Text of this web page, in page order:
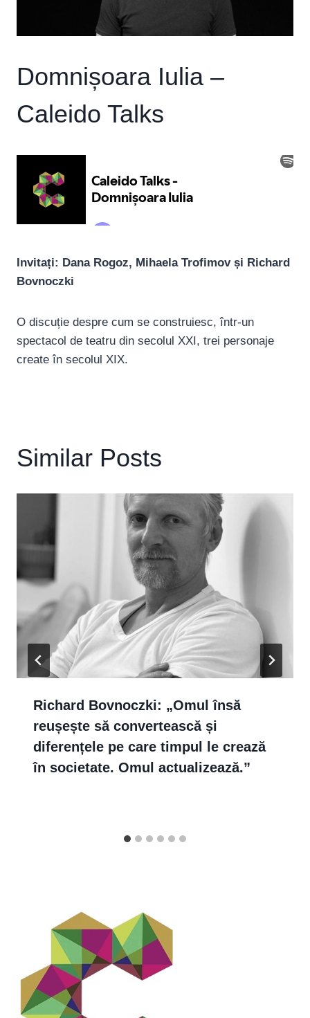
Domnișoara Iulia –
Caleido Talks
Invitați: Dana Rogoz, Mihaela Trofimov și Richard
Bovnoczki
O discuție despre cum se construiesc, într-un
spectacol de teatru din secolul XXI, trei personaje
create în secolul XIX.
Similar Posts
Richard Bovnoczki: „Omul însă
reușește să convertească și
diferențele pe care timpul le crează
în societate. Omul actualizează.”